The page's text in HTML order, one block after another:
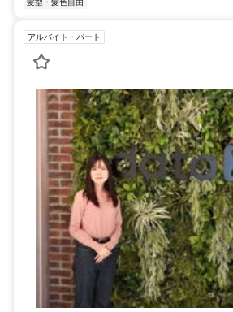
髪型・髪色自由
アルバイト・パート